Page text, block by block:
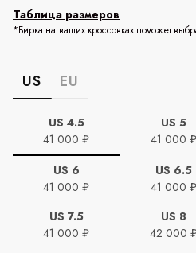
Таблица размеров
*Бирка на ваших кроссовках поможет
US EU
US 4.5
41 000 ₽
US 5
41 000 ₽
US 6
41 000 ₽
US 6.5
41 000 ₽
US 7.5
41 000 ₽
US 8
42 000